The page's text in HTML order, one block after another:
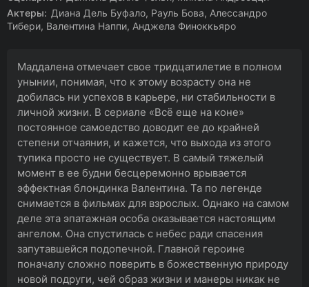
Актеры: Диана Дель Буфало, Рауль Бова, Алессандро
Тибери, Валентина Наппи, Анджела Финоккьяро
Маддалена отмечает свое тридцатилетие в полном
унынии, понимая, что к этому возрасту она не
добилась ни успехов в карьере, ни стабильности в
личной жизни. В сериале «Всё еще на коне»
постоянное самоедство доводит ее до крайней
степени отчаяния, и кажется, что выхода из этого
тупика просто не существует. В самый тяжелый
момент в ее будни бесцеремонно врывается
эффектная блондинка Валентина. Та по легенде
снимается в фильмах для взрослых. Однако на самом
деле эта эпатажная особа оказывается настоящим
ангелом. Она спустилась с небес ради спасения
запутавшейся подопечной. Главной героине
поначалу сложно поверить в божественную природу
новой подруги, чей образ жизни и манеры никак не